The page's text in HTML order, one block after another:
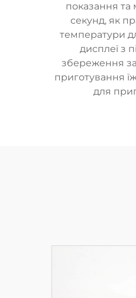
показання та
секунд, як
температури
дисплеї з
збереження
приготування
для